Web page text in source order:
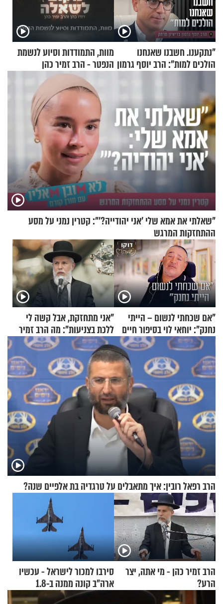
"נתקענו. חשבנו שאנחנו
הולכים למות": הרב יוסף גרמון
מוות, התמודדות וסיוע לנשמת
הנפטר - הרב זמיר כהן
"שאלתי את אמא שלי 'אני יהודייה?'": קטרין נמני על מסע
ההתחזקות המרגש
"אם שכחתי לנשום – הייתי
נחנק": יוחאי לוי בסיפור חיים
מעורר השראה
"אני מתחזקת, אבל קשה לי
ללכת בצניעות": מה הרב זמיר
כהן המליץ לה לעשות?
הרב רפאל רובין: איך מתאבלים על טרגדיה בת אלפיים שנה?
הרב זמיר כהן - מי אתה, יצר
הרע?
סירבו למכור לישראל - עכשיו
ארה"ב קונה ממנה ב-1.8
מיליארד דולר